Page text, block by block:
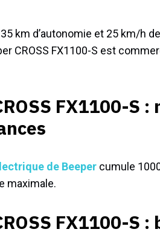
km d’autonomie et 25 km/h
CROSS FX1100-S est
FX1100-S
de Beeper cumule
maximale.
FX1100-S